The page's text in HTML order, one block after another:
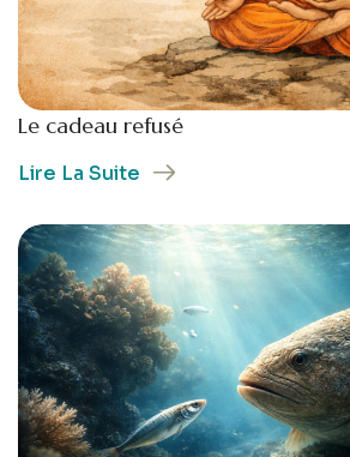
Le cadeau refusé
Lire La Suite